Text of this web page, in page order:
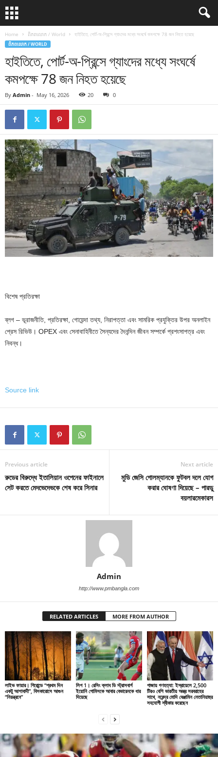
Home ពិភពលោក / World হাইতিতে, পোর্ট-অ-প্রিন্সে গ্যাংদের মধ্যে সংঘর্ষে কমপক্ষে 78 জন নিহত হয়েছে
ពិភពលោក / WORLD
হাইতিতে, পোর্ট-অ-প্রিন্সে গ্যাংদের মধ্যে সংঘর্ষে
কমপক্ষে 78 জন নিহত হয়েছে
By Admin - May 16, 2026 20 0
বিশেষ প্রতিরক্ষা
ব্লগ – ভূরাজনীতি, প্রতিরক্ষা, গোয়েন্দা তথ্য, নিরাপত্তা এবং সামরিক প্রযুক্তির উপর অনলাইন
প্রেস রিভিউ। OPEX এবং সেনাবাহিনীতে সৈন্যদের দৈনন্দিন জীবন সম্পর্কে প্রশংসাপত্র এবং
নিবন্ধ।
Source link
Previous article
রুডের বিরুদ্ধে ইতালিয়ান ওপেনের ফাইনালে
সেট করতে মেদভেদেভকে শেষ করে সিনার
Next article
মুডি জেসি গোলম্যানকে ফুটবল দলে যোগ
করার ঘোষণা দিয়েছে – পারডু
বয়লারমেকারস
Admin
http://www.pmbangla.com
RELATED ARTICLES MORE FROM AUTHOR
লাইভ ফায়ার। গিরোন্ডে “প্রথম দিন
একটু আশাবাদী”, বিসকারোসে আগুন
“নিয়ন্ত্রনে”
লিগ 1। রেসিং ক্লাব ডি স্ট্রাসবার্গ
ইয়োনি গোমিসকে আবার বেভারেনকে ধার
দিয়েছে
গাজায় গণহত্যা: ইস্রায়েলে 2,500
টিরও বেশি ভারতীয় অস্ত্র সরবরাহের
সাথে, নরেন্দ্র মোদি বেঞ্জামিন নেতানিয়াহুর
সহযোগী স্বীকার করেছেন